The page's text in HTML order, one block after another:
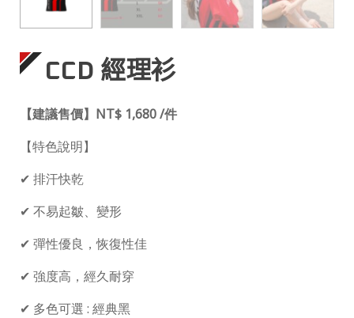
CCD 經理衫
【建議售價】NT$ 1,680 /件
【特色說明】
✔ 排汗快乾
✔ 不易起皺、變形
✔ 彈性優良，恢復性佳
✔ 強度高，經久耐穿
✔ 多色可選 : 經典黑